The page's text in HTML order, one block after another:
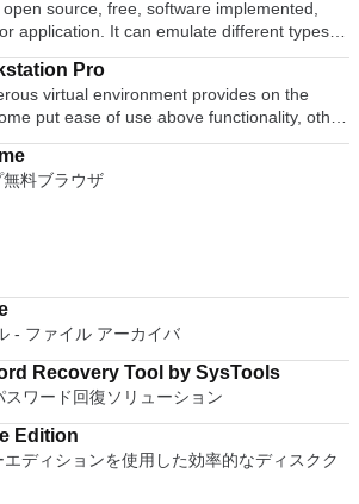
。suite, WPS Office 2016 Free comes with
features, including a useful a paragraph
he Writer program. It has an Office to PDF
spell checking and word count features.
neat tools such as the Watermark in
PowerPoint to Word document
The Writer program is a versatile word
program is an easy to use and
VNC Viewerにサインインして、すべてのデ
バックアップおよび同期します。 仮想キー
。 Bluetoothキーボードのサポ
ジョンがあります。 制御する必要のあるマシ
のWebサイトにアクセスして、各コンピ
をダウンロードするだけです。次
ウントの資格情報を使用して、ローカルマ
ューターをパスワードで保護します。コンピ
インに使用するのと同じユーザー名とパスワ
をサポートしま
よび360ビデオを再生 VRエクスペリエンス
Mixed Realityヘッドセット、HTC、VIVE、
をサポート Fire TVとキャストのサポート
ライアルです。
。 Microsoft Office OneNote
ムのこの
PDFまたはXPSアドインは、2007 Microsoft
トウェアの補足条項であり、2007 Microsoft
トウェアのライセンス条項の対象となりま
：サポートされているオペレーティングシ
で行えます。 シンプルなデザイン -
観でデジタル エンターテイメントを楽しめ
楽をより多く - デジタル音楽体験がさらに
エンターテイメントをすべて1つの場所に -
真、録画したテレビ番組をすべて保存して楽
も楽しめる - どこにいても音楽、ビデオ、
きます。
source, free, software implemented,
It can emulate different types of
from DEC VT100 to DEC VT382, and it
2 and serial port connections. It also
scripting language and some other useful
Supports SSH, standard telnet and serial
vt terminal standards. Tera Term is
which allows the connection to any
So, if you need a free terminal emulator,
supports remote Telnet or SSH
then Tera Term is a good choice.
Pro
virtual environment provides on the
put ease of use above functionality, other
above stability. VMware Workstation Pro is
the fastest and the most reliable app when
a new OS, or new software apps and
software. vSphere and vCloud Air
drop VMs between environments.
VMs - Protection and performance
Virtual Machines - Time-limited
Latest Hardware Support - Broadwell and
Enterprise Quality Virtual Machines -
disks, and 64GB memory. Enhanced
to-IPv4 NAT (6to4 and 4to6). Virtual
- Up to 2GB. Enhanced Connectivity -
HD audio, printers, and Skype support.
料ブラウザ
- ファイル アーカイバ
Recovery Tool by SysTools
ワード回復ソリューション
Edition
ディションを使用した効率的なディスクク